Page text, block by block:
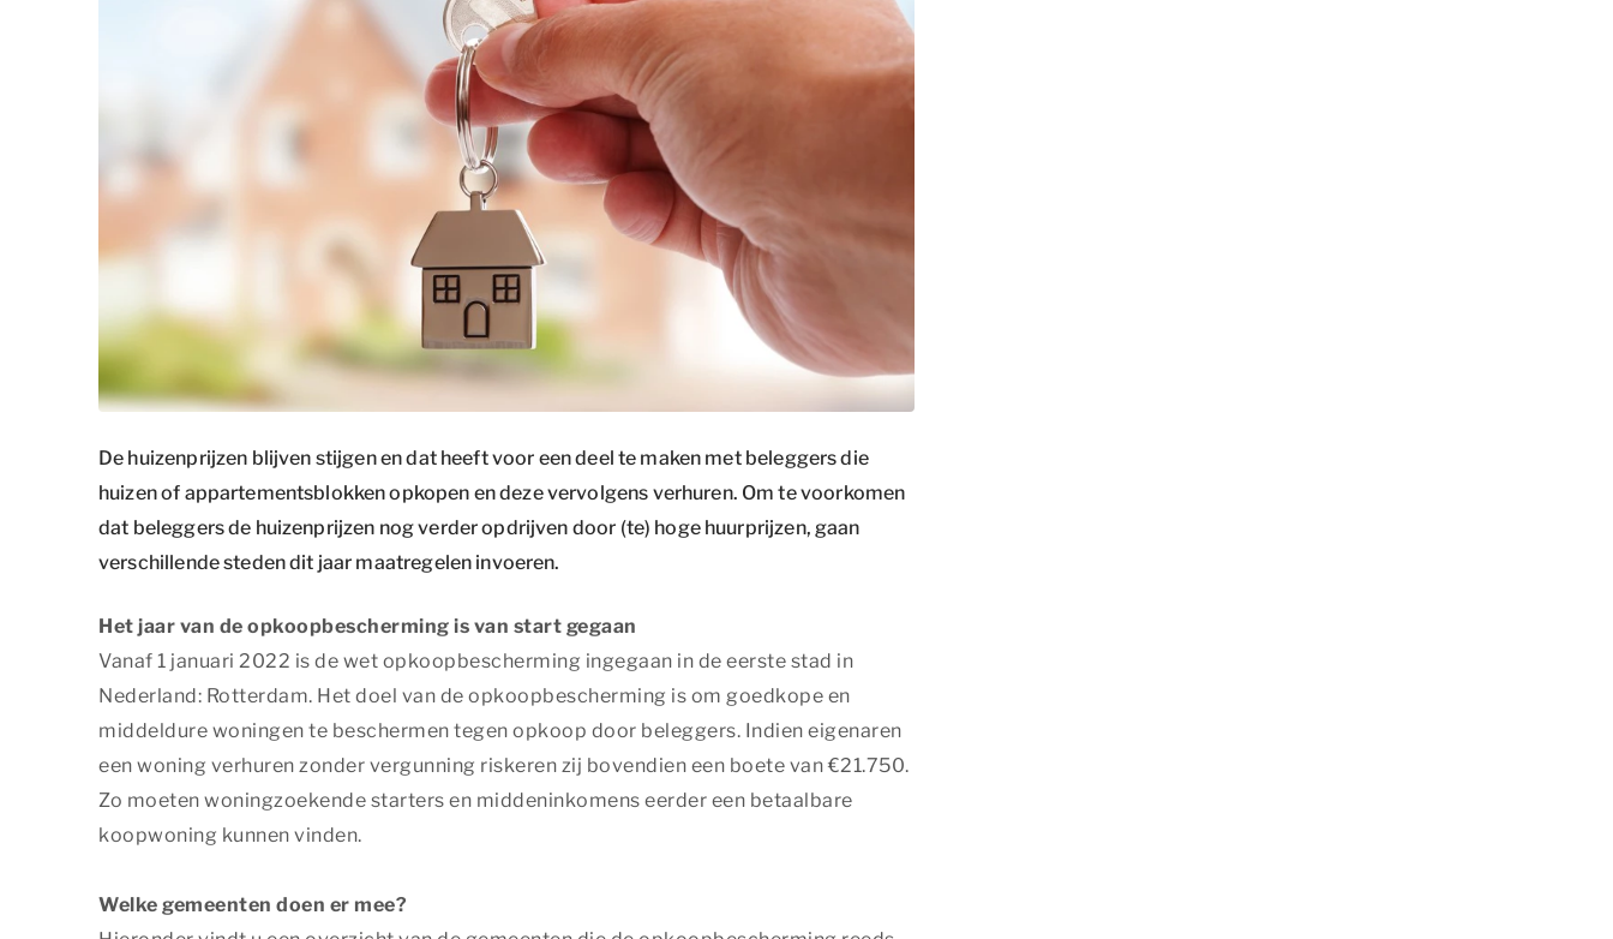
De huizenprijzen blijven stijgen en dat heeft voor een deel te maken met beleggers die
huizen of appartementsblokken opkopen en deze vervolgens verhuren. Om te voorkomen
dat beleggers de huizenprijzen nog verder opdrijven door (te) hoge huurprijzen, gaan
verschillende steden dit jaar maatregelen invoeren.
Het jaar van de opkoopbescherming is van start gegaan
Vanaf 1 januari 2022 is de wet opkoopbescherming ingegaan in de eerste stad in
Nederland: Rotterdam. Het doel van de opkoopbescherming is om goedkope en
middeldure woningen te beschermen tegen opkoop door beleggers. Indien eigenaren
een woning verhuren zonder vergunning riskeren zij bovendien een boete van €21.750.
Zo moeten woningzoekende starters en middeninkomens eerder een betaalbare
koopwoning kunnen vinden.
Welke gemeenten doen er mee?